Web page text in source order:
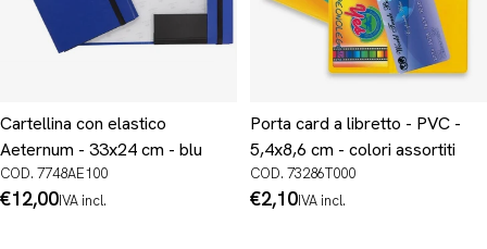
Cartellina con elastico
Aeternum - 33x24 cm - blu
COD. 7748AE100
Prezzo
€12,00IVA incl.
Porta card a libretto - PVC -
5,4x8,6 cm - colori assortiti
COD. 73286T000
Prezzo
€2,10IVA incl.